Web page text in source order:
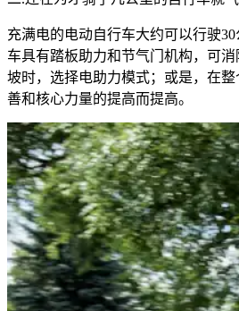
充满电的电动自行车大约可以行驶
车具有踏板助力和节气门机构，可
坡时，选择电助力模式；或是，在
善和核心力量的提高而提高。